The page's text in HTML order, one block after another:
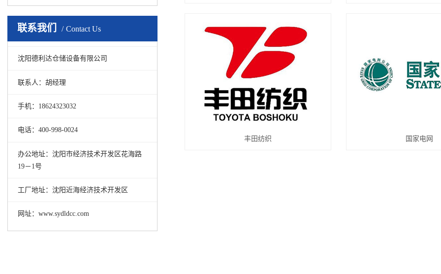
联系我们 Contact Us
沈阳德利达仓储设备有限公司
联系人：胡经理
手机：18624323032
电话：400-998-0024
办公地址：沈阳市经济技术开发区花海路
19－1号
工厂地址：沈阳近海经济技术开发区
网址：www.sydldcc.com
丰田纺织 国家电网